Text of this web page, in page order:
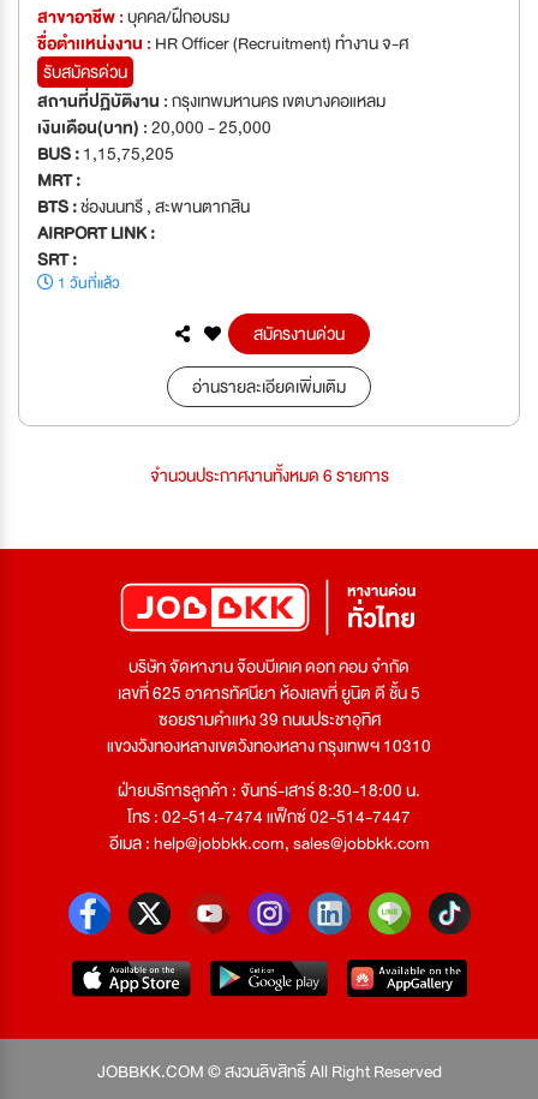
สาขาอาชีพ :บุคคล/ฝึกอบรม
ชื่อตำเเหน่งงาน : HR Officer (Recruitment) ทำงาน จ-ศ
รับสมัครด่วน
สถานที่ปฏิบัติงาน :กรุงเทพมหานคร เขตบางคอแหลม
เงินเดือน(บาท) :20,000 - 25,000
BUS :1,15,75,205
MRT :
BTS :ช่องนนทรี , สะพานตากสิน
AIRPORT LINK :
SRT :
1 วันที่แล้ว
สมัครงานด่วน
อ่านรายละเอียดเพิ่มเติม
จำนวนประกาศงานทั้งหมด 6 รายการ
บริษัท จัดหางาน จ๊อบบีเคเค ดอท คอม จำกัด
เลขที่ 625 อาคารทัศนียา ห้องเลขที่ ยูนิต ดี ชั้น 5
ซอยรามคำแหง 39 ถนนประชาอุทิศ
แขวงวังทองหลางเขตวังทองหลาง กรุงเทพฯ 10310
ฝ่ายบริการลูกค้า : จันทร์-เสาร์ 8:30-18:00 น.
โทร : 02-514-7474 แฟ็กซ์ 02-514-7447
อีเมล :help@jobbkk.com,sales@jobbkk.com
JOBBKK.COM © สงวนลิขสิทธิ์ All Right Reserved